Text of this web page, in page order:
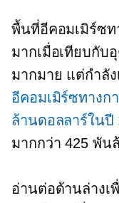
พื้นที่อีคอมเมิร์ซท
มากเมื่อเทียบกับ
มากมาย แต่กำลั
อีคอมเมิร์ซทางก
ล้านดอลลาร์ในปี
มากกว่า 425 พัน
อ่านต่อด้านล่างเ